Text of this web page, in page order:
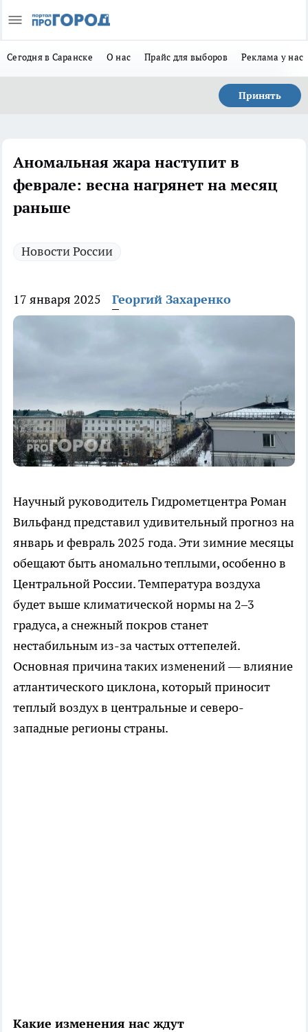
Сегодня в Саранске О нас Прайс для выборов Реклама у нас
Принять
Аномальная жара наступит в
феврале: весна нагрянет на месяц
раньше
Новости России
17 января 2025 Георгий Захаренко
Научный руководитель Гидрометцентра Роман
Вильфанд представил удивительный прогноз на
январь и февраль 2025 года. Эти зимние месяцы
обещают быть аномально теплыми, особенно в
Центральной России. Температура воздуха
будет выше климатической нормы на 2–3
градуса, а снежный покров станет
нестабильным из-за частых оттепелей.
Основная причина таких изменений — влияние
атлантического циклона, который приносит
теплый воздух в центральные и северо-
западные регионы страны.
Какие изменения нас ждут